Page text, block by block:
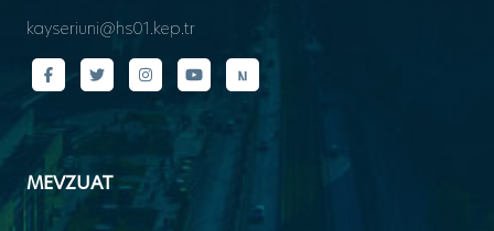
kayseriuni@hs01.kep.tr
MEVZUAT